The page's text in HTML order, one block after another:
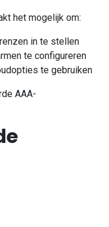
het mogelijk om:
in te stellen
te configureren
te gebruiken
AAA-